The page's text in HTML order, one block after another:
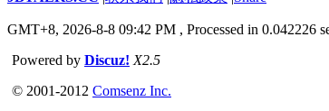
GMT+8, 2026-8-8 09:42 PM , Processed in 0.042226
Powered by Discuz! X2.5
© 2001-2012 Comsenz Inc.